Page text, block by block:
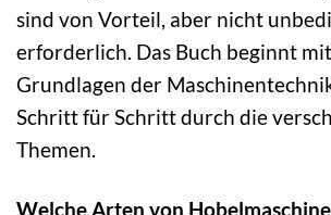
sind von Vorteil, aber nicht
erforderlich. Das Buch beginnt
Grundlagen der
Schritt für Schritt durch die
Themen.
Welche Arten von